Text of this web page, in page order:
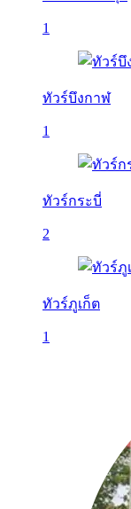
1
ทัวร์บึงกาฬ
1
ทัวร์กระบี่
2
ทัวร์ภูเก็ต
1